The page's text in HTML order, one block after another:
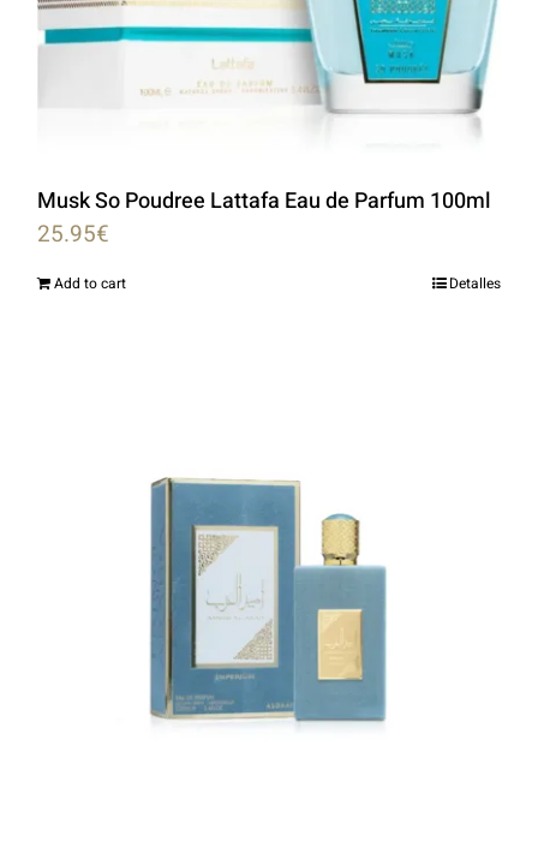
Musk So Poudree Lattafa Eau de Parfum 100ml
25.95€
Add to cart Detalles